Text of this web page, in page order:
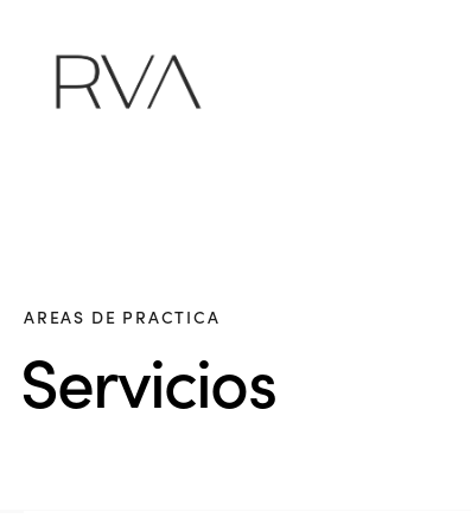
AREAS DE PRACTICA
Servicios